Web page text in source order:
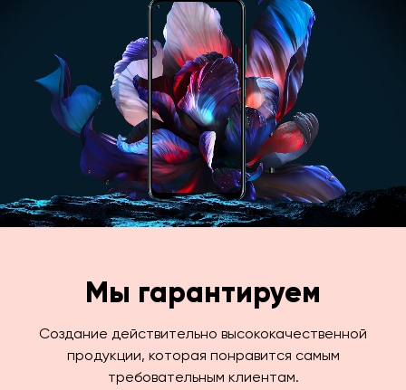
Мы гарантируем
Создание действительно высококачественной
продукции, которая понравится самым
требовательным клиентам.